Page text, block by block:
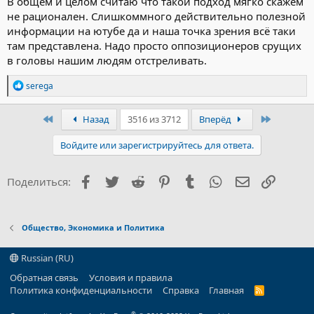
не рационален. Слишкоммного действительно полезной
информации на ютубе да и наша точка зрения всё таки
там представлена. Надо просто оппозиционеров срущих
в головы нашим людям отстреливать.
Р
е
а
serega
ПервыйНазад 3516 из 3712 Вперёд
Войдите или зарегистрируйтесь для ответа.
Поделиться: Facebook
Twitter Reddit PinterestTumblr WhatsApp
Общество, Экономика и Политика
Russian (RU)
Обратная связь
Условия и правила
Политика конфиденциальности
Справка Главная
R